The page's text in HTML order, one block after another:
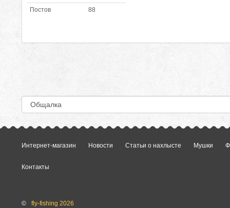
Постов
88
Интернет-магазин Новости Статьи о нахлысте Мушки
Контакты
©
fly-fishing 2026